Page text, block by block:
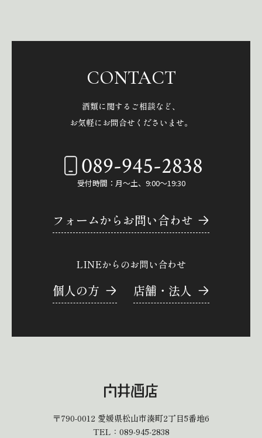
CONTACT
酒類に関するご相談など、
お気軽にお問合せくださいませ。
089-945-2838
受付時間：月～土、9:00～19:30
フォームからお問い合わせ
LINEからのお問い合わせ
個人の方 店舗・法人
〒790-0012 愛媛県松山市湊町2丁目5番地6
TEL： 089-945-2838